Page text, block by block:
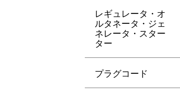
レギュレータ・オ
ルタネータ・ジェ
ネレータ・スター
ター
プラグコード